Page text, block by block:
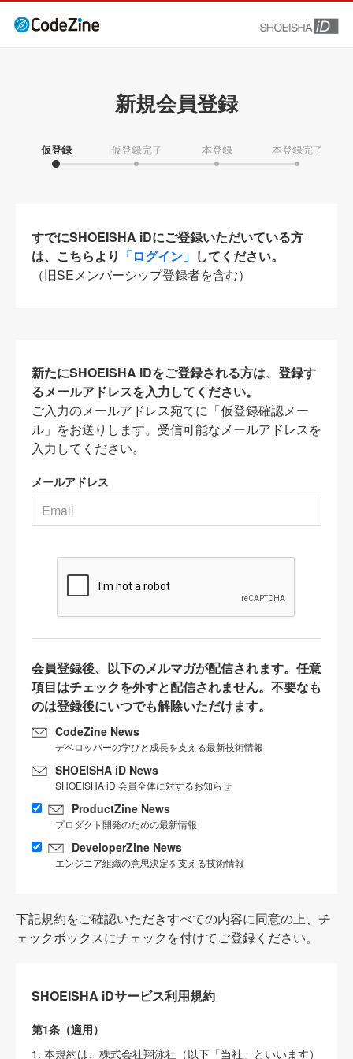
新規会員登録
仮登録 仮登録完了 本登録 本登録完了
すでにSHOEISHA iDにご登録いただいている方
は、こちらより 「ログイン」 してください。
（旧SEメンバーシップ登録者を含む）
新たにSHOEISHA iDをご登録される方は、登録す
るメールアドレスを入力してください。
ご入力のメールアドレス宛てに「仮登録確認メー
ル」をお送りします。受信可能なメールアドレスを
入力してください。
メールアドレス
会員登録後、以下のメルマガが配信されます。任意
項目はチェックを外すと配信されません。不要なも
のは登録後にいつでも解除いただけます。
CodeZine News
デベロッパーの学びと成長を支える最新技術情報
SHOEISHA iD News
SHOEISHA iD 会員全体に対するお知らせ
ProductZine News
プロダクト開発のための最新情報
DeveloperZine News
エンジニア組織の意思決定を支える技術情報
下記規約をご確認いただきすべての内容に同意の上、チ
ェックボックスにチェックを付けてご登録ください。
SHOEISHA iDサービス利用規約
第1条（適用）
1. 本規約は、株式会社翔泳社（以下「当社」といいます）